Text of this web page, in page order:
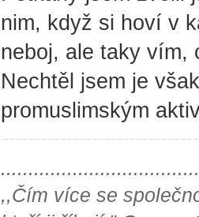
nim, když si hoví v
neboj, ale taky
Nechtěl jsem je
promuslimským
,,Čím více se